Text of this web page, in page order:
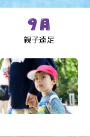
親子遠足